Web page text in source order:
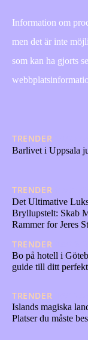
Information om
men det är inte
som kan ha gjorts
TRENDER
Barlivet i Uppsala
TRENDER
Det Ultimative
Bryllupstelt: Skab
Rammer for Jeres
TRENDER
Bo på hotell i
guide till ditt
TRENDER
Islands magiska
Platser du måste